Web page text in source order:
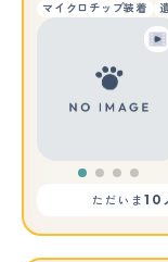
マイクロチップ装着
ただいま10